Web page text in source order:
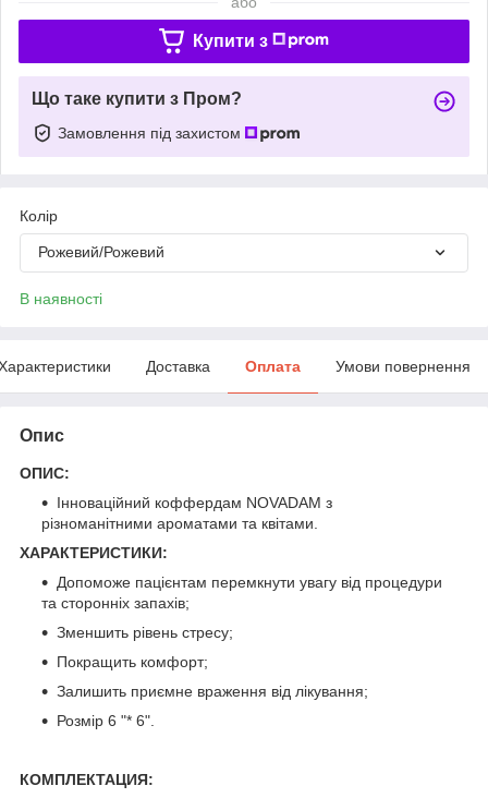
Купити з
Що таке купити з Пром?
Замовлення під захистом
Колір
Рожевий/Рожевий
В наявності
Доставка Оплата Умови повернення
Опис
ОПИС:
Інноваційний коффердам NOVADAM з
різноманітними ароматами та квітами.
ХАРАКТЕРИСТИКИ:
Допоможе пацієнтам перемкнути увагу від процедури
та сторонніх запахів;
Зменшить рівень стресу;
Покращить комфорт;
Залишить приємне враження від лікування;
Розмір 6 "* 6".
КОМПЛЕКТАЦИЯ: